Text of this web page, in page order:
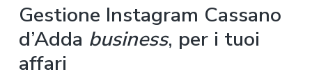
Gestione Instagram Cassano
d’Adda business, per i tuoi
affari